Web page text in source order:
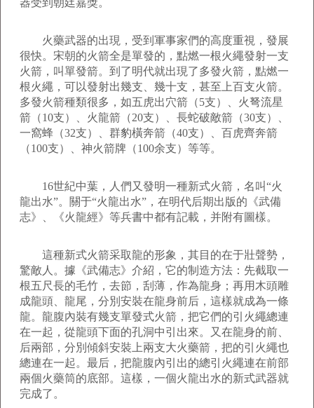
器受到朝廷嘉獎。
火藥武器的出現，受到軍事家們的高度重視，發展
很快。宋朝的火箭全是單發的，點燃一根火繩發射一支
火箭，叫單發箭。到了明代就出現了多發火箭，點燃一
根火繩，可以發射出幾支、幾十支，甚至上百支火箭。
多發火箭種類很多，如五虎出穴箭（5支）、火弩流星
箭（10支）、火龍箭（20支）、長蛇破敵箭（30支）、
一窩蜂（32支）、群豹橫奔箭（40支）、百虎齊奔箭
（100支）、神火箭牌（100余支）等等。
16世紀中葉，人們又發明一種新式火箭，名叫“火
龍出水”。關于“火龍出水”，在明代后期出版的《武備
志》、《火龍經》等兵書中都有記載，并附有圖樣。
這種新式火箭采取龍的形象，其目的在于壯聲勢，
驚敵人。據《武備志》介紹，它的制造方法：先截取一
根五尺長的毛竹，去節，刮薄，作為龍身；再用木頭雕
成龍頭、龍尾，分別安裝在龍身前后，這樣就成為一條
龍。龍腹內裝有幾支單發式火箭，把它們的引火繩總連
在一起，從龍頭下面的孔洞中引出來。又在龍身的前、
后兩部，分別傾斜安裝上兩支大火藥箭，把的引火繩也
總連在一起。最后，把龍腹內引出的總引火繩連在前部
兩個火藥筒的底部。這樣，一個火龍出水的新式武器就
完成了。